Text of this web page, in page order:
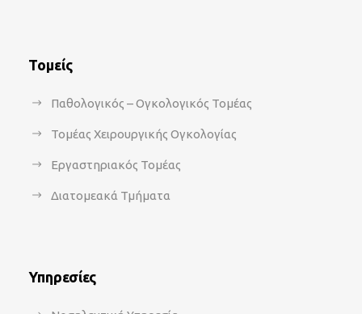
Τομείς
Παθολογικός – Ογκολογικός Τομέας
Τομέας Χειρουργικής Ογκολογίας
Εργαστηριακός Τομέας
Διατομεακά Τμήματα
Υπηρεσίες